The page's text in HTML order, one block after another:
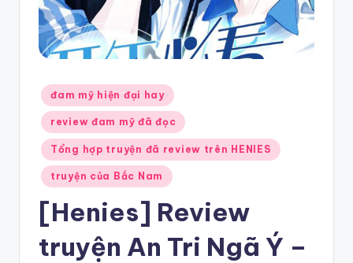
Posted
in
đam mỹ hiện đại hay
review đam mỹ đã đọc
Tổng hợp truyện đã review trên HENIES
truyện của Bắc Nam
[Henies] Review
truyện An Tri Ngã Ý –